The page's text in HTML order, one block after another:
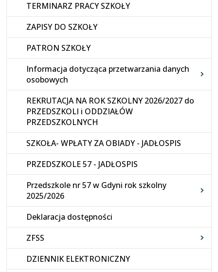
TERMINARZ PRACY SZKOŁY
ZAPISY DO SZKOŁY
PATRON SZKOŁY
Informacja dotycząca przetwarzania danych
osobowych
REKRUTACJA NA ROK SZKOLNY 2026/2027 do
PRZEDSZKOLI i ODDZIAŁÓW
PRZEDSZKOLNYCH
SZKOŁA- WPŁATY ZA OBIADY - JADŁOSPIS
PRZEDSZKOLE 57 - JADŁOSPIS
Przedszkole nr 57 w Gdyni rok szkolny
2025/2026
Deklaracja dostępności
ZFSS
DZIENNIK ELEKTRONICZNY